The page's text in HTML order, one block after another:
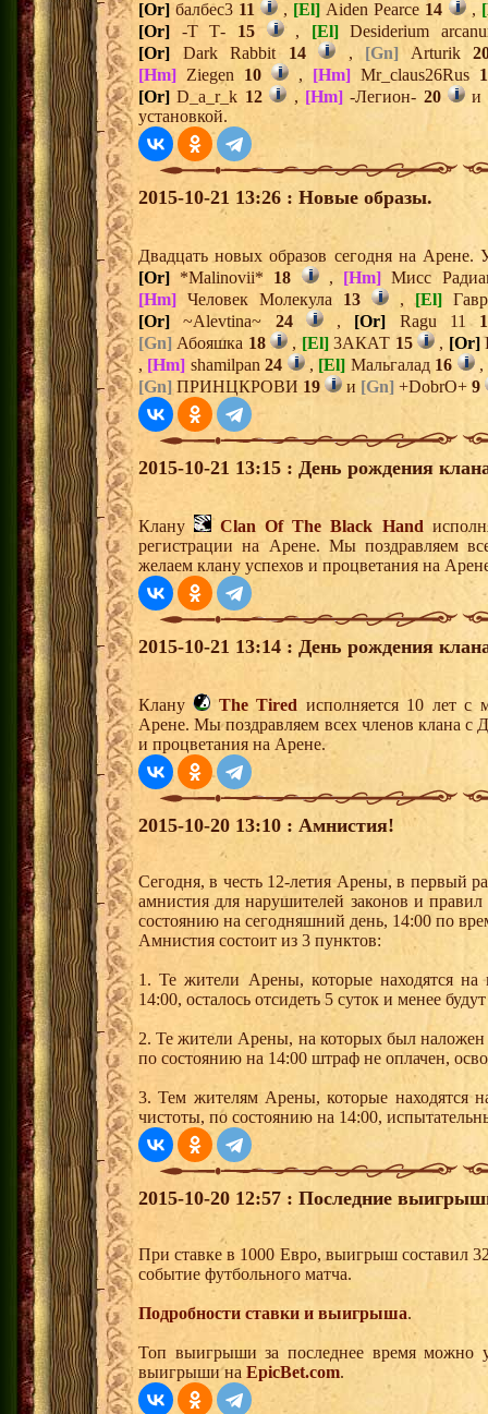
[Or] балбес3 11 , [El] Aiden Pearce 14 ,
[Or]
-Т Т- 15 , [El]
Desiderium
[Or]
Dark Rabbit 14 , [Gn] Arturik
[Hm]
Ziegen 10 , [Hm] Mr_claus26Rus
[Or] D_a_r_k 12 , [Hm] -Легион- 20
и
установкой.
2015-10-21 13:26 : Новые образы.
Двадцать новых образов сегодня на
[Or] *Malinovii* 18 , [Hm] Мисс
[Hm] Человек Молекула 13 ,[El]
[Or] ~Alevtina~ 24 , [Or] Ragu 11
[Gn] Абояшка 18 , [El]3АКАТ 15 , [Or]
, [Hm] shamilpan24 , [El] Мальгалад 16
,
[Gn] ПРИНЦКРОВИ 19 и [Gn] +DobrO+ 9
2015-10-21 13:15 : День рождения
Клану Clan Of The Black Hand
регистрации на Арене. Мы поздравляем
желаем клану успехов и процветания на
2015-10-21 13:14 : День рождения
Клану The Tired исполняется 10 лет с
Арене. Мы поздравляем всех членов клана с
и процветания на Арене.
2015-10-20 13:10 : Амнистия!
Сегодня, в честь 12-летия Арены, в первый
амнистия для нарушителей законов и
состоянию на сегодняшний день, 14:00 по
Амнистия состоит из 3 пунктов:
1. Те жители Арены, которые находятся
14:00, осталось отсидеть 5 суток и менее
2. Те жители Арены, на которых был наложен
по состоянию на 14:00 штраф не оплачен,
3. Тем жителям Арены, которые находятся
чистоты, по состоянию на 14:00,
2015-10-20 12:57 : Последние
При ставке в 1000 Евро, выигрыш составил
событие футбольного матча.
Подробности ставки и выигрыша.
Топ выигрыши за последнее время можно
выигрыши на EpicBet.com.